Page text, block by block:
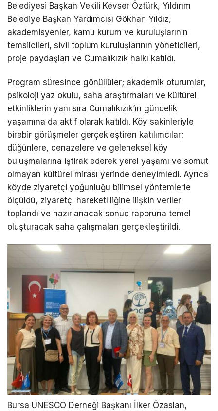
Belediyesi Başkan Vekili Kevser Öztürk, Yıldırım
Belediye Başkan Yardımcısı Gökhan Yıldız,
akademisyenler, kamu kurum ve kuruluşlarının
temsilcileri, sivil toplum kuruluşlarının yöneticileri,
proje paydaşları ve Cumalıkızık halkı katıldı.
Program süresince gönüllüler; akademik oturumlar,
psikoloji yaz okulu, saha araştırmaları ve kültürel
etkinliklerin yanı sıra Cumalıkızık’ın gündelik
yaşamına da aktif olarak katıldı. Köy sakinleriyle
birebir görüşmeler gerçekleştiren katılımcılar;
düğünlere, cenazelere ve geleneksel köy
buluşmalarına iştirak ederek yerel yaşamı ve somut
olmayan kültürel mirası yerinde deneyimledi. Ayrıca
köyde ziyaretçi yoğunluğu bilimsel yöntemlerle
ölçüldü, ziyaretçi hareketliliğine ilişkin veriler
toplandı ve hazırlanacak sonuç raporuna temel
oluşturacak saha çalışmaları gerçekleştirildi.
Bursa UNESCO Derneği Başkanı İlker Özaslan,